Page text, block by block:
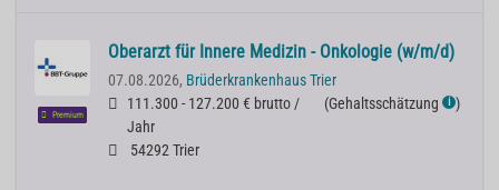
Premium
Oberarzt für Innere Medizin - Onkologie (w/m/d)
07.08.2026, Brüderkrankenhaus Trier
111.300 - 127.200 € brutto /
Jahr
(Gehaltsschätzung ℹ )
54292 Trier